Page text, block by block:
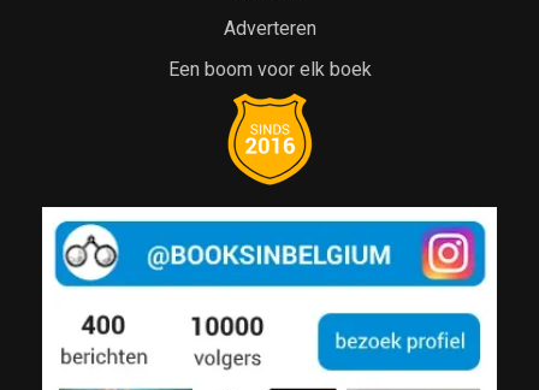
Adverteren
Een boom voor elk boek